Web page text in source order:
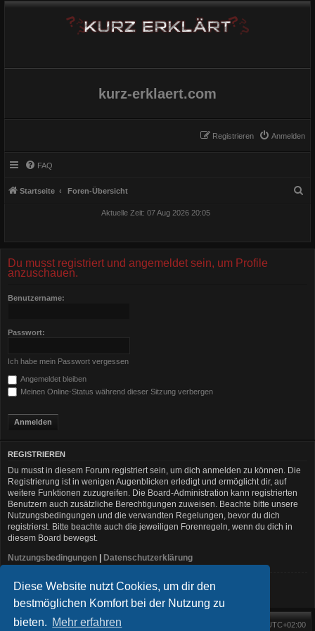
Diese Website nutzt Cookies, um dir den
bestmöglichen Komfort bei der Nutzung zu
bieten. Mehr erfahren
kurz-erklaert.com
Anmelden
Registrieren
FAQ
Startseite Foren-Übersicht
Aktuelle Zeit: 07 Aug 2026 20:05
Du musst registriert und angemeldet sein, um Profile
anzuschauen.
Benutzername:
Passwort:
Ich habe mein Passwort vergessen
Angemeldet bleiben
Meinen Online-Status während dieser Sitzung verbergen
REGISTRIEREN
Du musst in diesem Forum registriert sein, um dich anmelden zu können. Die
Registrierung ist in wenigen Augenblicken erledigt und ermöglicht dir, auf
weitere Funktionen zuzugreifen. Die Board-Administration kann registrierten
Benutzern auch zusätzliche Berechtigungen zuweisen. Beachte bitte unsere
Nutzungsbedingungen und die verwandten Regelungen, bevor du dich
registrierst. Bitte beachte auch die jeweiligen Forenregeln, wenn du dich in
diesem Board bewegst.
Nutzungsbedingungen | Datenschutzerklärung
Registrieren
Startseite Foren-Übersicht UTC+02:00